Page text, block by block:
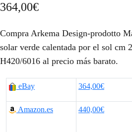
364,00€
Compra Arkema Design-prodotto
solar verde calentada por el sol cm
H420/6016 al precio más barato.
eBay 364,00€
Amazon.es 440,00€